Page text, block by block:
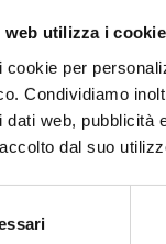
web utilizza i cookie
cookie per
Condividiamo
dati web, pubblicità
dal suo
attrezzature
software